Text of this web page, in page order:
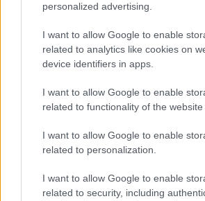
personalized advertising.
I want to allow Google to enable
related to analytics like cookies on
device identifiers in apps.
I want to allow Google to enable
related to functionality of the website
I want to allow Google to enable
related to personalization.
I want to allow Google to enable
related to security, including
Matteo Pellegrino · 8 Ago 2026
PEOPLE NEWS